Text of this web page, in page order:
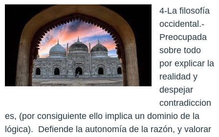
4-La filosofía
occidental.-
Preocupada
sobre todo
por explicar la
realidad y
despejar
contradiccion
es, (por consiguiente ello implica un dominio de la
lógica). Defiende la autonomía de la razón, y valorar